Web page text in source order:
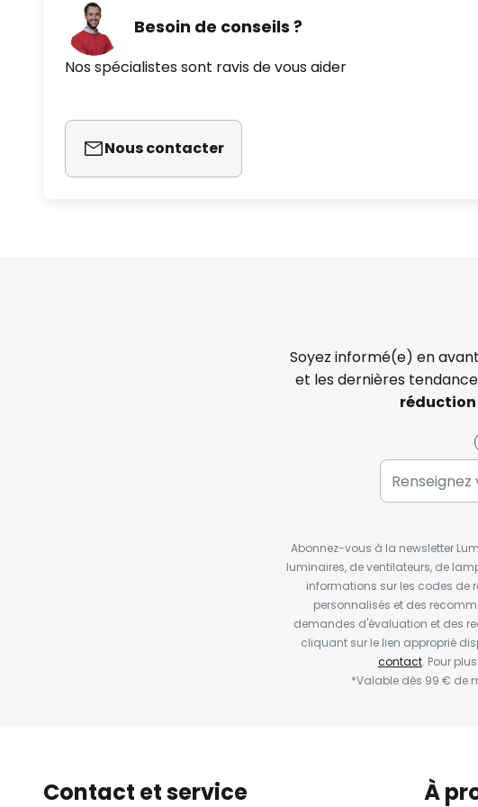
Besoin de conseils ?
Nos spécialistes sont ravis de vous aider
Nous contacter
Soyez informé(e) en
et les dernières
réduction
Abonnez-vous à la newsletter
luminaires, de ventilateurs, de
informations sur les codes de
personnalisés et des
demandes d'évaluation et des
cliquant sur le lien approprié
contact. Pour
*Valable dès 99 € de
Contact et service À